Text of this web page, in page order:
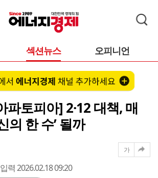
섹션뉴스 오피니언
파토피아] 2·12 대책, 매
의 한 수’ 될까
입력 2026.02.18 09:20
가